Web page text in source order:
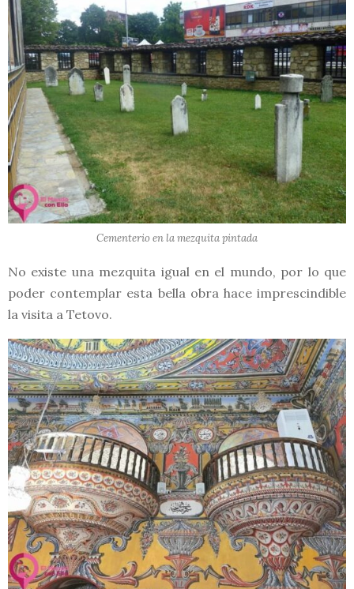
Cementerio en la mezquita pintada
No existe una mezquita igual en el mundo, por lo que
poder contemplar esta bella obra hace imprescindible
la visita a Tetovo.